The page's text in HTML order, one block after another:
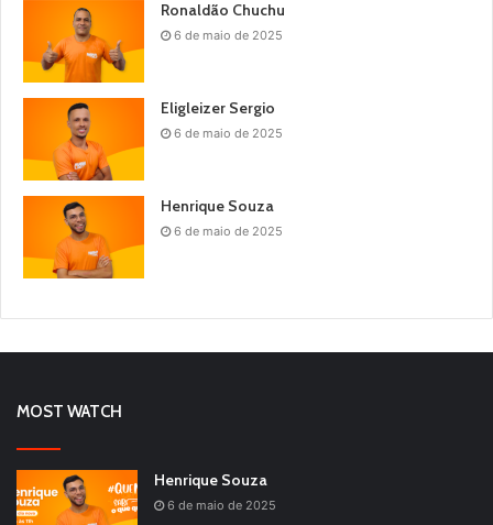
Ronaldão Chuchu
6 de maio de 2025
Eligleizer Sergio
6 de maio de 2025
Henrique Souza
6 de maio de 2025
MOST WATCH
Henrique Souza
6 de maio de 2025